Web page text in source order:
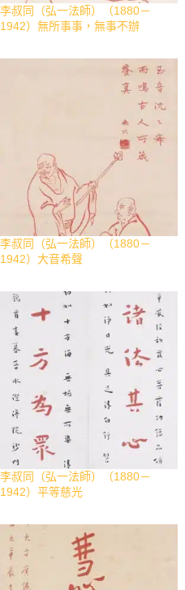
李叔同（弘一法師）（1880－
1942）無所事事，無事不辦
李叔同（弘一法師）（1880－
1942）大音希聲
李叔同（弘一法師）（1880－
1942）平等慈光